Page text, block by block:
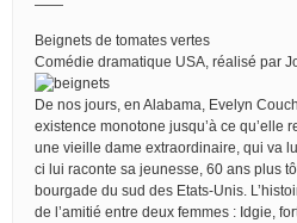
——
Beignets de tomates vertes
Comédie dramatique USA, réalisé par
De nos jours, en Alabama, Evelyn
existence monotone jusqu’à ce qu’elle
une vieille dame extraordinaire, qui va
ci lui raconte sa jeunesse, 60 ans plus
bourgade du sud des Etats-Unis.
de l’amitié entre deux femmes : Idgie,